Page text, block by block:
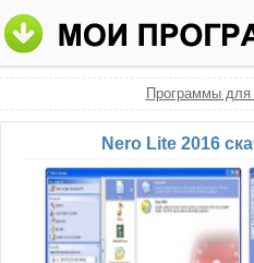
Программы
Nero Lite 2016